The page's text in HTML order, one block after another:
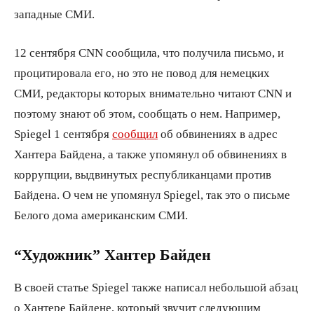
западные СМИ.
12 сентября CNN сообщила, что получила письмо, и
процитировала его, но это не повод для немецких
СМИ, редакторы которых внимательно читают CNN и
поэтому знают об этом, сообщать о нем. Например,
Spiegel 1 сентября сообщил об обвинениях в адрес
Хантера Байдена, а также упомянул об обвинениях в
коррупции, выдвинутых республиканцами против
Байдена. О чем не упомянул Spiegel, так это о письме
Белого дома американским СМИ.
“Художник” Хантер Байден
В своей статье Spiegel также написал небольшой абзац
о Хантере Байдене, который звучит следующим